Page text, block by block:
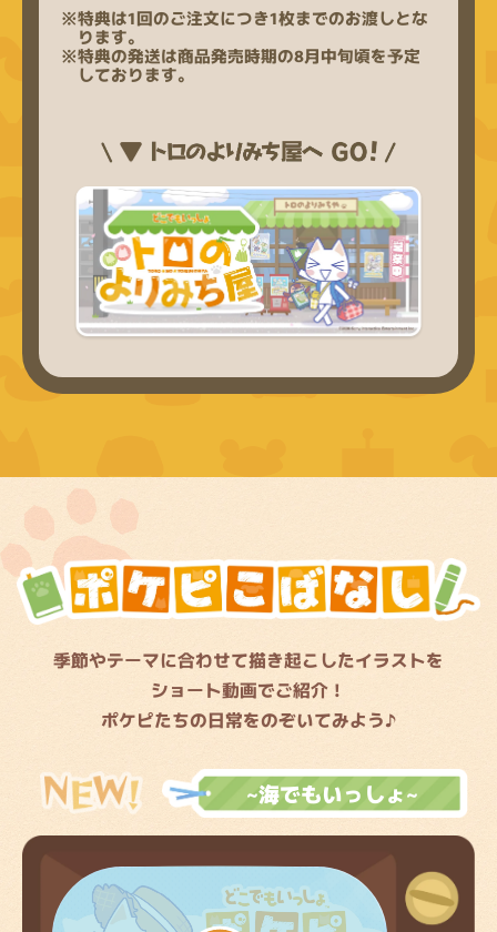
※特典は1回のご注文につき1枚までのお渡しとな
ります。
※特典の発送は商品発売時期の8月中旬頃を予定
しております。
季節やテーマに合わせて描き起こしたイラストを
ショート動画でご紹介！
ポケピたちの日常をのぞいてみよう♪
~海でもいっしょ~